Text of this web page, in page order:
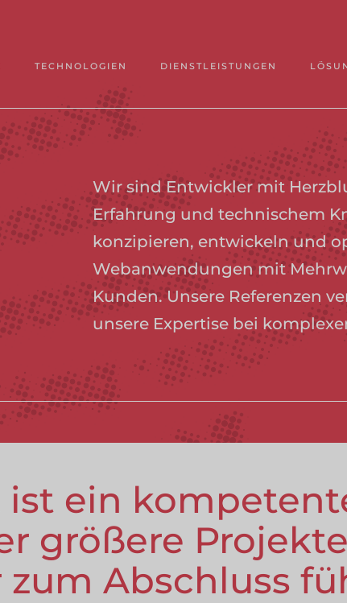
TECHNOLOGIEN DIENSTLEISTUNGEN
Wir sind Entwickler mit
Erfahrung und technischem
konzipieren, entwickeln und
Webanwendungen mit
Kunden. Unsere Referenzen
unsere Expertise bei
ein
größere
Abschluss